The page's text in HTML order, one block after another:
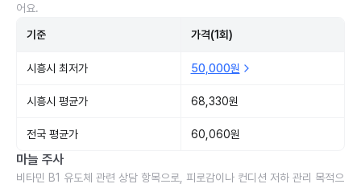
어요.
기준 가격(1회)
시흥시 최저가 50,000원
시흥시 평균가 68,330원
전국 평균가 60,060원
마늘 주사
비타민 B1 유도체 관련 상담 항목으로, 피로감이나 컨디션 저하 관리 목적으